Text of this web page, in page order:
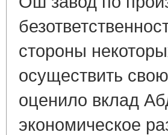
стороны
осуществить
оценило вклад
экономическое